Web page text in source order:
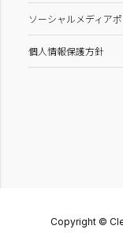
ソーシャルメディア
個人情報保護方針
Copyright ©